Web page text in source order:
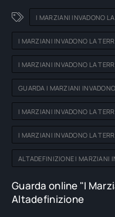
I MARZIANI INVADONO
I MARZIANI INVADONO LA
I MARZIANI INVADONO LA
GUARDA I MARZIANI
I MARZIANI INVADONO LA
I MARZIANI INVADONO LA
ALTADEFINIZIONE I MARZIANI
Guarda online "I
Altadefinizione